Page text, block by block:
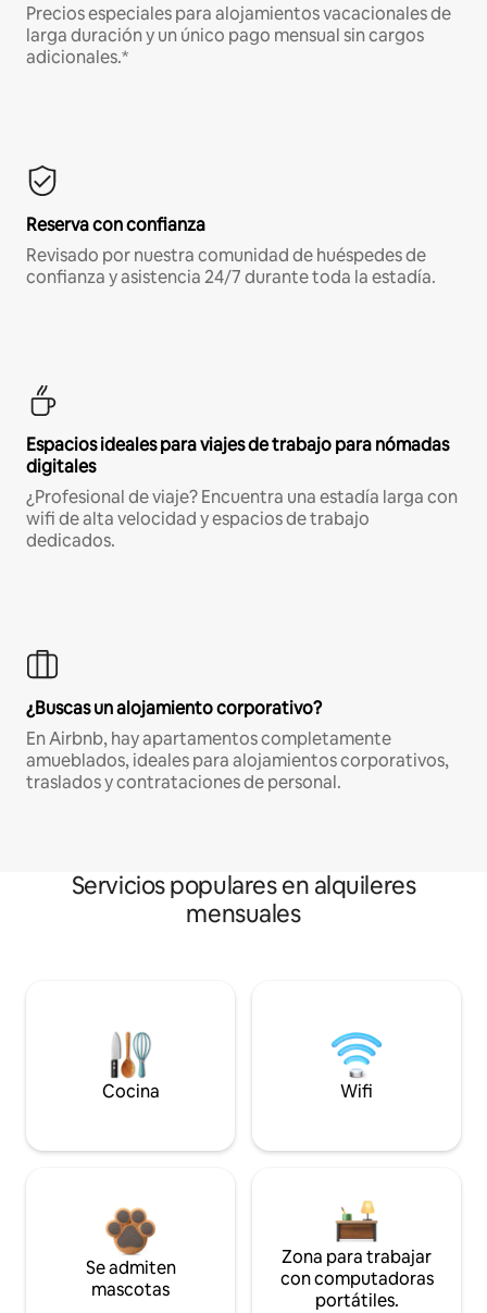
Precios especiales para alojamientos vacacionales de
larga duración y un único pago mensual sin cargos
adicionales.*
Reserva con confianza
Revisado por nuestra comunidad de huéspedes de
confianza y asistencia 24/7 durante toda la estadía.
Espacios ideales para viajes de trabajo para nómadas
digitales
¿Profesional de viaje? Encuentra una estadía larga con
wifi de alta velocidad y espacios de trabajo
dedicados.
¿Buscas un alojamiento corporativo?
En Airbnb, hay apartamentos completamente
amueblados, ideales para alojamientos corporativos,
traslados y contrataciones de personal.
Servicios populares en alquileres
mensuales
Cocina Wifi
Se admiten
mascotas
Zona para trabajar
con computadoras
portátiles.